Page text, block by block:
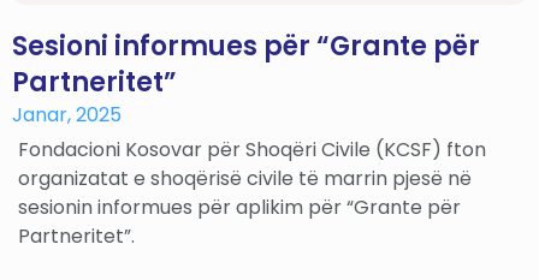
Sesioni informues për “Grante për
Partneritet”
Janar, 2025
Fondacioni Kosovar për Shoqëri Civile (KCSF) fton
organizatat e shoqërisë civile të marrin pjesë në
sesionin informues për aplikim për “Grante për
Partneritet”.